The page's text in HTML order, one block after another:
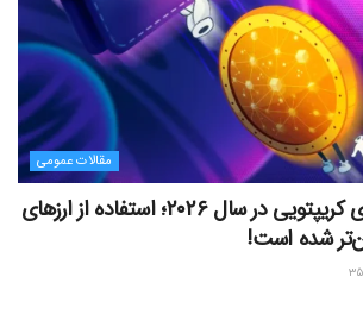
مقالات عمومی
بهترین کیف پول‌های کریپتویی در سال ۲۰۲۶؛ استفاده از ارزهای
شده است!